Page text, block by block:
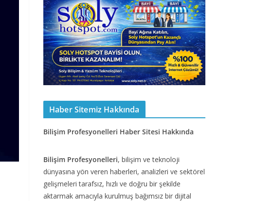
Haber Sitemiz Hakkında
Bilişim Profesyonelleri Haber Sitesi Hakkında
Bilişim Profesyonelleri, bilişim ve teknoloji
dünyasına yön veren haberleri, analizleri ve sektörel
gelişmeleri tarafsız, hızlı ve doğru bir şekilde
aktarmak amacıyla kurulmuş bağımsız bir dijital